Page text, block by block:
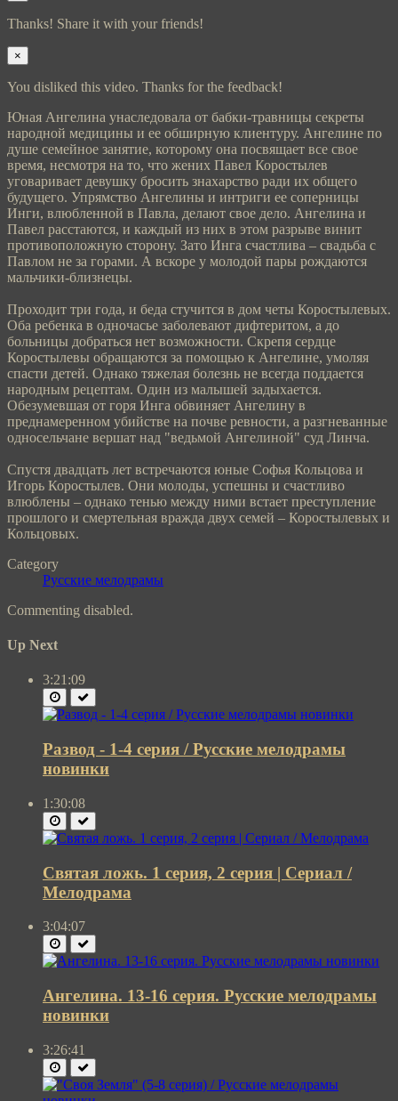
Thanks! Share it with your friends!
×
You disliked this video. Thanks for the feedback!
Юная Ангелина унаследовала от бабки-травницы секреты
народной медицины и ее обширную клиентуру. Ангелине по
душе семейное занятие, которому она посвящает все свое
время, несмотря на то, что жених Павел Коростылев
уговаривает девушку бросить знахарство ради их общего
будущего. Упрямство Ангелины и интриги ее соперницы
Инги, влюбленной в Павла, делают свое дело. Ангелина и
Павел расстаются, и каждый из них в этом разрыве винит
противоположную сторону. Зато Инга счастлива – свадьба с
Павлом не за горами. А вскоре у молодой пары рождаются
мальчики-близнецы.
Проходит три года, и беда стучится в дом четы Коростылевых.
Оба ребенка в одночасье заболевают дифтеритом, а до
больницы добраться нет возможности. Скрепя сердце
Коростылевы обращаются за помощью к Ангелине, умоляя
спасти детей. Однако тяжелая болезнь не всегда поддается
народным рецептам. Один из малышей задыхается.
Обезумевшая от горя Инга обвиняет Ангелину в
преднамеренном убийстве на почве ревности, а разгневанные
односельчане вершат над "ведьмой Ангелиной" суд Линча.
Спустя двадцать лет встречаются юные Софья Кольцова и
Игорь Коростылев. Они молоды, успешны и счастливо
влюблены – однако тенью между ними встает преступление
прошлого и смертельная вражда двух семей – Коростылевых и
Кольцовых.
Category
Русские мелодрамы
Commenting disabled.
Up Next
3:21:09
Развод - 1-4 серия / Русские мелодрамы
новинки
1:30:08
Святая ложь. 1 серия, 2 серия | Сериал /
Мелодрама
3:04:07
Ангелина. 13-16 серия. Русские мелодрамы
новинки
3:26:41